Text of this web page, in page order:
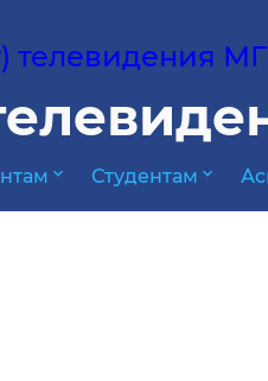
телевидения
expand_more Студентам expand_more